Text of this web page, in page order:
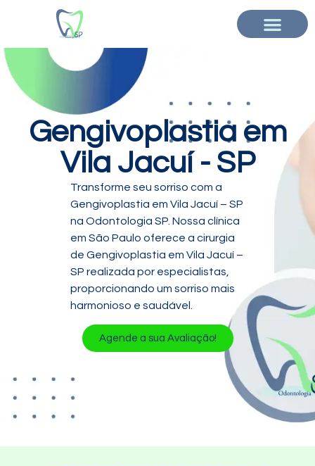
Gengivoplastia em
Vila Jacuí - SP
Transforme seu sorriso com a
Gengivoplastia em Vila Jacuí – SP
na Odontologia SP. Nossa clínica
em São Paulo oferece a cirurgia
de Gengivoplastia em Vila Jacuí –
SP realizada por especialistas,
proporcionando um sorriso mais
harmonioso e saudável.
Agende a sua Avaliação!